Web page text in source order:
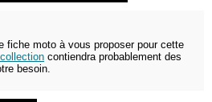
fiche moto à vous proposer pour cette
contiendra probablement des
besoin.